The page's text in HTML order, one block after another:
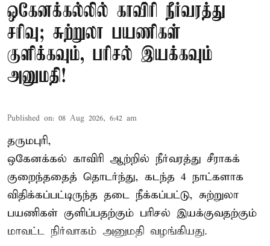
ஒகேனக்கல்லில் காவிரி நீர்வரத்து
சரிவு; சுற்றுலா பயணிகள்
குளிக்கவும், பரிசல் இயக்கவும்
அனுமதி!
Published on: 08 Aug 2026, 6:42 am
தருமபுரி,
ஒகேனக்கல் காவிரி ஆற்றில் நீர்வரத்து சீராகக்
குறைந்ததைத் தொடர்ந்து, கடந்த 4 நாட்களாக
விதிக்கப்பட்டிருந்த தடை நீக்கப்பட்டு, சுற்றுலா
பயணிகள் குளிப்பதற்கும் பரிசல் இயக்குவதற்கும்
மாவட்ட நிர்வாகம் அனுமதி வழங்கியது.